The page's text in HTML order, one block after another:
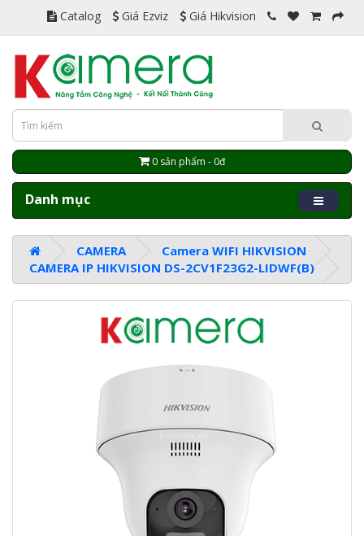
Catalog Giá Ezviz Giá Hikvision
0 sản phẩm - 0đ
Danh mục
CAMERA
Camera WIFI HIKVISION
CAMERA IP HIKVISION DS-2CV1F23G2-LIDWF(B)